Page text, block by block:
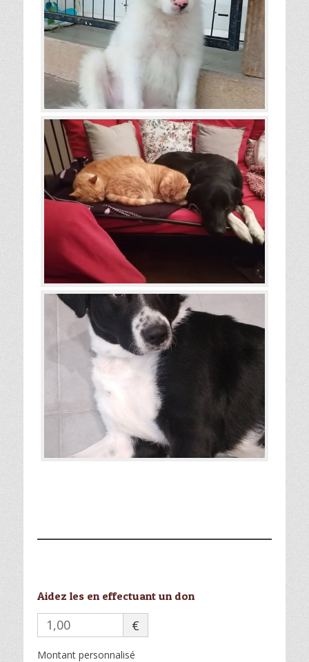
Aidez les en effectuant un don
€
Montant personnalisé